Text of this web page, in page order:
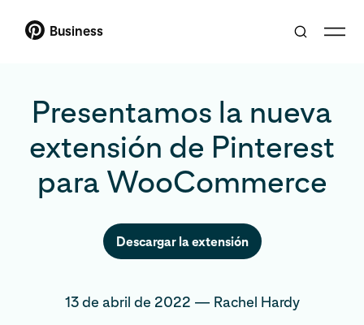
Business
Presentamos la nueva
extensión de Pinterest
para WooCommerce
Descargar la extensión
13 de abril de 2022 — Rachel Hardy